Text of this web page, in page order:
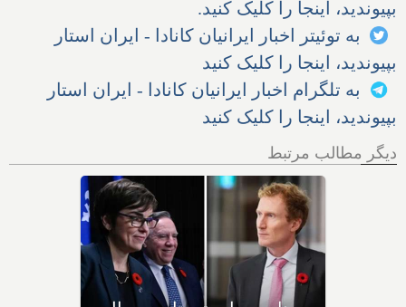
بپیوندید، اینجا را کلیک کنید.
به توئیتر اخبار ایرانیان کانادا - ایران استار
بپیوندید، اینجا را کلیک کنید
به تلگرام اخبار ایرانیان کانادا - ایران استار
بپیوندید، اینجا را کلیک کنید
دیگر مطالب مرتبط
بیش از نیمی از مهاجران جدید